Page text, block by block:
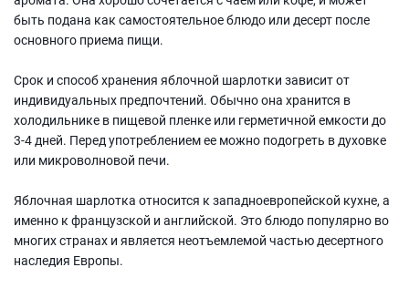
быть подана как самостоятельное блюдо или десерт после
основного приема пищи.
Срок и способ хранения яблочной шарлотки зависит от
индивидуальных предпочтений. Обычно она хранится в
холодильнике в пищевой пленке или герметичной емкости до
3-4 дней. Перед употреблением ее можно подогреть в духовке
или микроволновой печи.
Яблочная шарлотка относится к западноевропейской кухне, а
именно к французской и английской. Это блюдо популярно во
многих странах и является неотъемлемой частью десертного
наследия Европы.